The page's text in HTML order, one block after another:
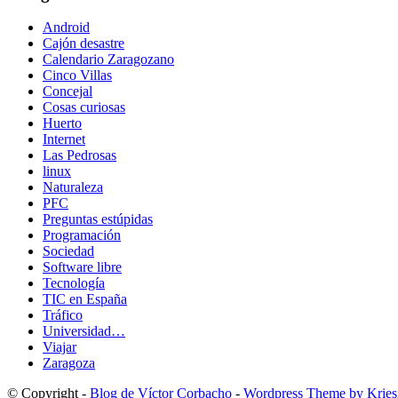
Android
Cajón desastre
Calendario Zaragozano
Cinco Villas
Concejal
Cosas curiosas
Huerto
Internet
Las Pedrosas
linux
Naturaleza
PFC
Preguntas estúpidas
Programación
Sociedad
Software libre
Tecnología
TIC en España
Tráfico
Universidad…
Viajar
Zaragoza
© Copyright - Blog de Víctor Corbacho - Wordpress Theme by